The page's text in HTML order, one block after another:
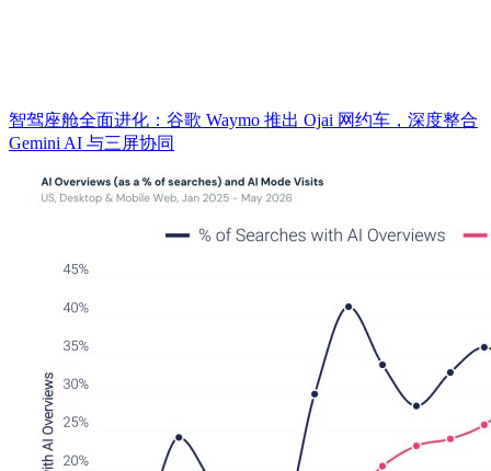
智驾座舱全面进化：谷歌 Waymo 推出 Ojai 网约车，深度整合
Gemini AI 与三屏协同